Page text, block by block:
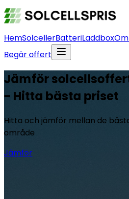
HemSolcellerBatteriLaddbox
Begär offert
Jämför
- Hitta bästa priset
Hitta och jämför mellan de
område
Jämför